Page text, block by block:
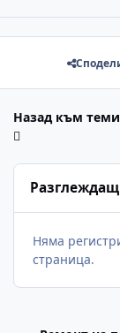
Назад към
Няма
страница.